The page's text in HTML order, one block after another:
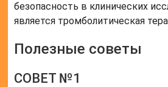
безопасность в клинических
является тромболитическая
Полезные советы
СОВЕТ №1